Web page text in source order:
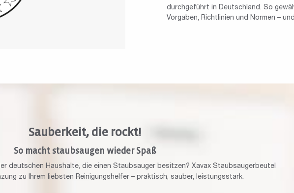
durchgeführt in Deutschland. So
Vorgaben, Richtlinien und Normen –
Sauberkeit, die rockt!
So macht staubsaugen wieder Spaß
deutschen Haushalte, die einen Staubsauger besitzen? Xavax Staubsaugerbeutel
zu Ihrem liebsten Reinigungshelfer – praktisch, sauber, leistungsstark.